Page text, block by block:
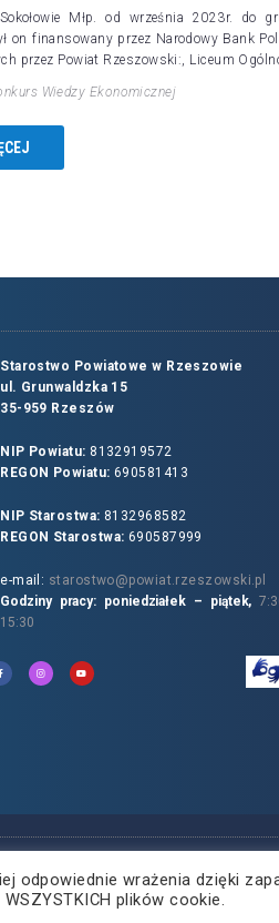
Młp. od września 2023r. do
on finansowany przez Narodowy Bank
przez Powiat Rzeszowski:, Liceum
Wiedzy Ekonomicznej
Starostwo Powiatowe w Rzeszowie
ul. Grunwaldzka 15
35-959 Rzeszów
NIP Powiatu: 8132919572
REGON Powiatu: 690581413
NIP Starostwa: 8132968582
REGON Starostwa: 690587999
e-mail: starostwo@powiat.rzeszowski.pl
Godziny pracy: poniedziałek – piątek,
15:30
odpowiednie wrażenia dzięki
plików cookie.